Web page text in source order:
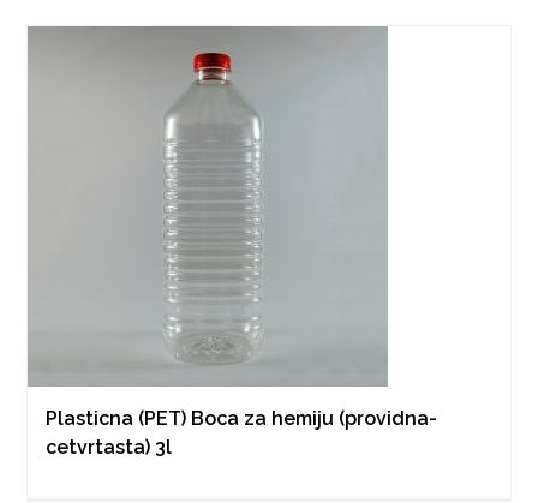
Plasticna (PET) Boca za hemiju (providna-
cetvrtasta) 3l